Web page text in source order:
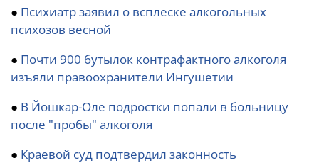
● Психиатр заявил о всплеске алкогольных
психозов весной
● Почти 900 бутылок контрафактного алкоголя
изъяли правоохранители Ингушетии
● В Йошкар-Оле подростки попали в больницу
после "пробы" алкоголя
● Краевой суд подтвердил законность